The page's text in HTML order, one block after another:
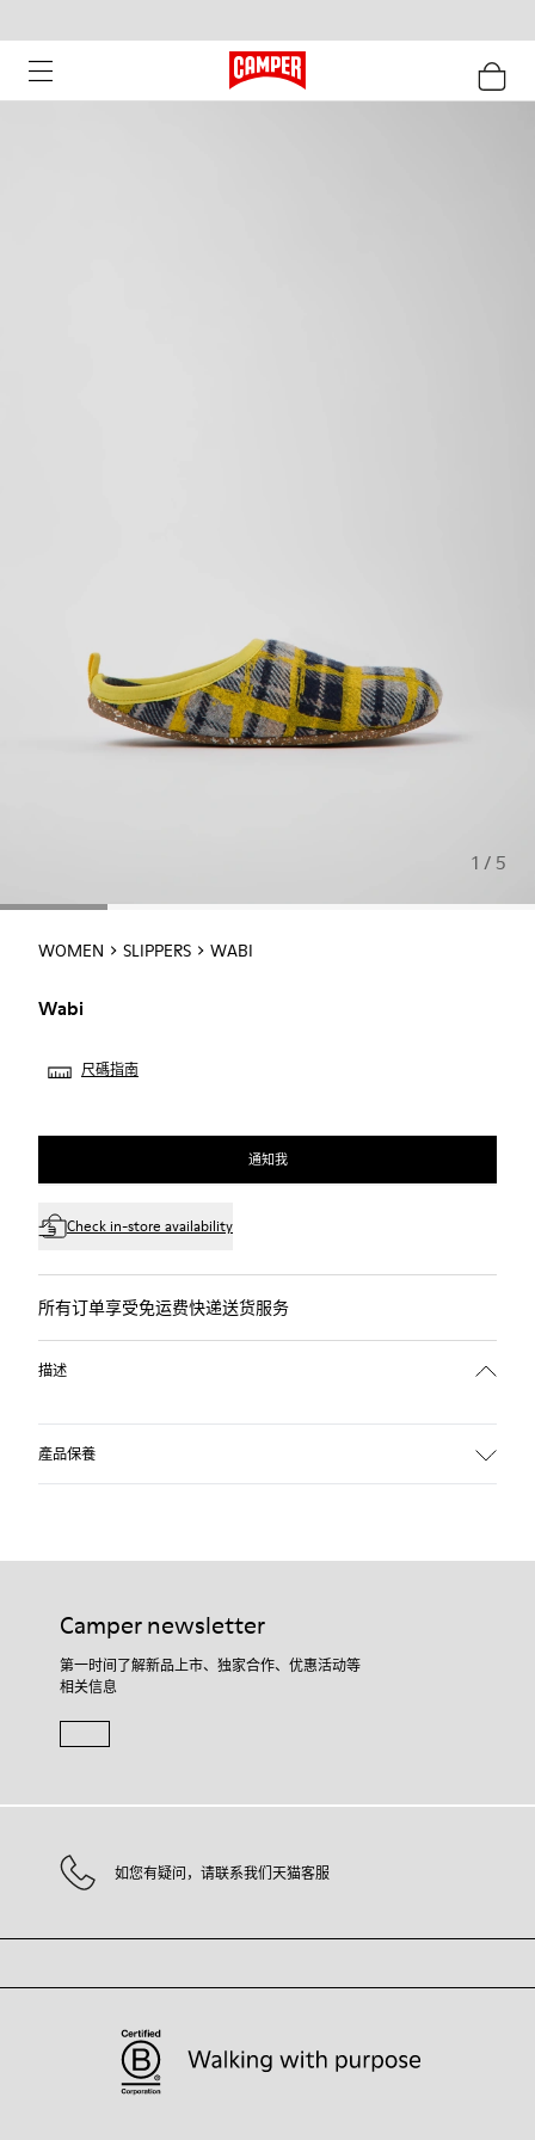
1 / 5
WOMEN SLIPPERS WABI
Wabi
尺碼指南
通知我
Check in-store availability
所有订单享受免运费快递送货服务
描述
產品保養
Camper newsletter
第一时间了解新品上市、独家合作、优惠活动等
相关信息
如您有疑问，请联系我们天猫客服